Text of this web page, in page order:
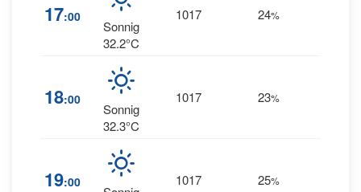
17:00
Sonnig
32.2°C
1017 24%
18:00
Sonnig
32.3°C
1017 23%
19:00 1017 25%